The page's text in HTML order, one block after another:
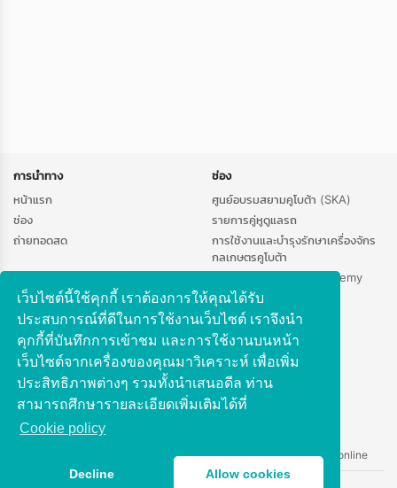
เว็บไซต์นี้ใช้คุกกี้ เราต้องการให้คุณได้รับ
ประสบการณ์ที่ดีในการใช้งานเว็บไซต์ เราจึงนำ
คุกกี้ที่บันทึกการเข้าชม และการใช้งานบนหน้า
เว็บไซต์จากเครื่องของคุณมาวิเคราะห์ เพื่อเพิ่ม
ประสิทธิภาพต่างๆ รวมทั้งนำเสนอดีล ท่าน
สามารถศึกษารายละเอียดเพิ่มเติมได้ที่
Сookie policy
Decline Allow cookies
การนำทาง
หน้าแรก
ช่อง
ถ่ายทอดสด
ช่อง
ศูนย์อบรมสยามคูโบต้า (SKA)
รายการคู่หูดูแลรถ
การใช้งานและบำรุงรักษาเครื่องจักร
กลเกษตรคูโบต้า
Kubota Cambodia Academy
(KCA)
HR Academy
ศูนย์ช่วยเหลือ
ทำความรู้จักกับเรา
เกี่ยวกับเรา
chantima.mi@kubota.com|Line@: skaonline